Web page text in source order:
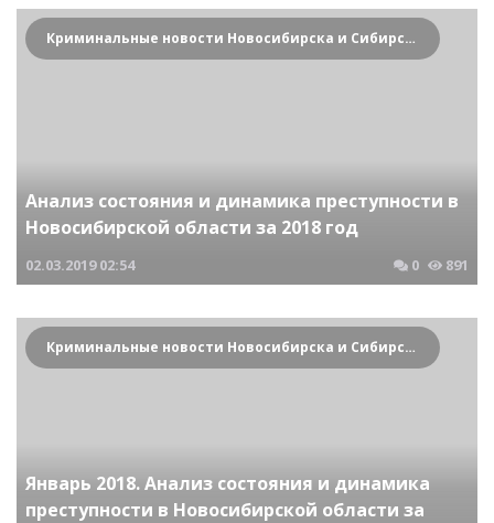
Криминальные новости Новосибирска и Сибирского региона
Анализ состояния и динамика преступности в
Новосибирской области за 2018 год
02.03.2019 02:54 0 891
Криминальные новости Новосибирска и Сибирского региона
Январь 2018. Анализ состояния и динамика
преступности в Новосибирской области за